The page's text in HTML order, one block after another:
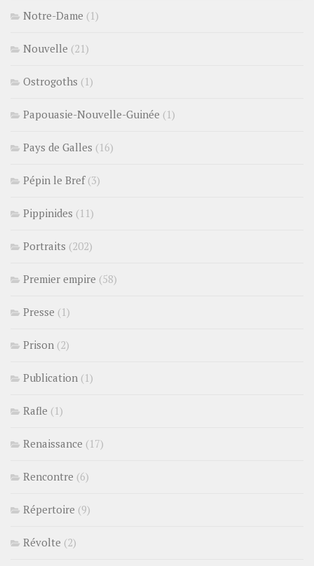
Notre-Dame (1)
Nouvelle (21)
Ostrogoths (1)
Papouasie-Nouvelle-Guinée (1)
Pays de Galles (16)
Pépin le Bref(3)
Pippinides (11)
Portraits (202)
Premier empire (58)
Presse (1)
Prison (2)
Publication (1)
Rafle (1)
Renaissance (17)
Rencontre (6)
Répertoire (9)
Révolte (2)